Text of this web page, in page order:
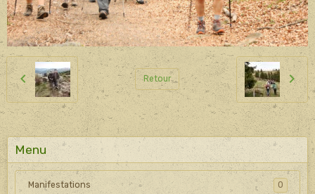
Retour
Menu
Manifestations 0